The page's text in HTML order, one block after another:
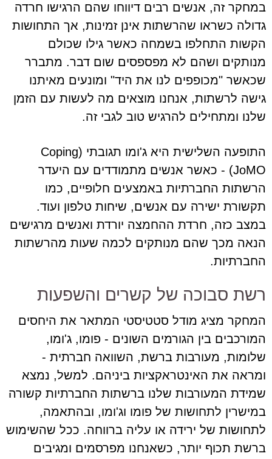
במחקר זה, אנשים רבים דיווחו שהם הרגישו חרדה
גדולה כשראו שהרשתות אינן זמינות, אך התחושות
הקשות התחלפו בשמחה כאשר גילו שכולם
מנותקים ושהם לא מפספסים שום דבר. מתברר
שכאשר "מכופפים לנו את היד" ומונעים מאיתנו
גישה לרשתות, אנחנו מוצאים מה לעשות עם הזמן
שלנו ומתחילים להרגיש טוב לגבי זה.
התופעה השלישית היא ג'ומו תגובתי (Coping
JoMO) - כאשר אנשים מתמודדים עם היעדר
הרשתות החברתיות באמצעים חלופיים, כמו
תקשורת ישירה עם אנשים, שיחות טלפון ועוד.
במצב כזה, חרדת ההחמצה יורדת ואנשים מרגישים
הנאה מכך שהם מנותקים לכמה שעות מהרשתות
החברתיות.
רשת סבוכה של קשרים והשפעות
המחקר מציג מודל סטטיסטי המתאר את היחסים
המורכבים בין הגורמים השונים - פומו, ג'ומו,
שלומות, מעורבות ברשת, השוואה חברתית -
ומראה את האינטראקציות ביניהם. למשל, נמצא
שמידת המעורבות שלנו ברשתות החברתיות קשורה
במישרין לתחושות של פומו וג'ומו, ובהתאמה,
לתחושות של ירידה או עליה ברווחה. ככל שהשימוש
ברשת תכוף יותר, כשאנחנו מפרסמים ומגיבים